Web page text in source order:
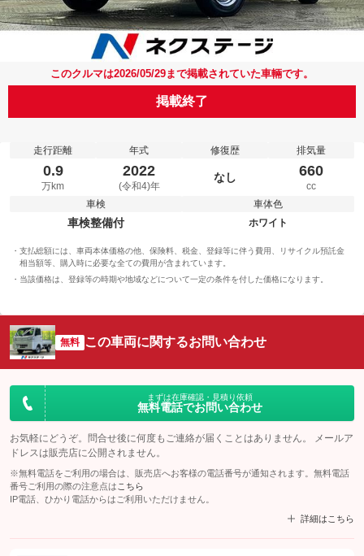
このクルマは2026/05/29まで掲載されていた車輛です。
掲載終了
走行距離
0.9
万km
年式
2022
(令和4)年
修復歴
なし
排気量
660
cc
車検
車検整備付
車体色
ホワイト
支払総額には、車両本体価格の他、保険料、税金、登録等に伴う費用、リサイクル預託金
相当額等、購入時に必要な全ての費用が含まれています。
当該価格は、登録等の時期や地域などについて一定の条件を付した価格になります。
無料 この車両に関するお問い合わせ
まずは在庫確認・見積り依頼
無料電話でお問い合わせ
お気軽にどうぞ。問合せ後に何度もご連絡が届くことはありません。 メールア
ドレスは販売店に公開されません。
※無料電話をご利用の場合は、販売店へお客様の電話番号が通知されます。無料電話
番号ご利用の際の注意点は こちら
IP電話、ひかり電話からはご利用いただけません。
詳細はこちら